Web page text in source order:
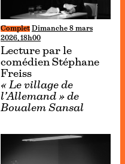
Complet
Dimanche 8 mars
2026, 18h00
Lecture par le
comédien Stéphane
Freiss
« Le village de
l’Allemand » de
Boualem Sansal